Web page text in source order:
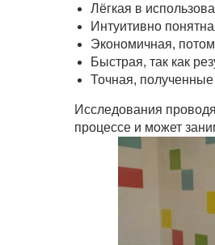
Лёгкая в
Интуитивно
Экономичная,
Быстрая, так как
Точная, полученные
Исследования
процессе и может